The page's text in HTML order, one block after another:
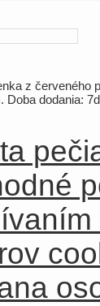
z červeného
Doba dodania: